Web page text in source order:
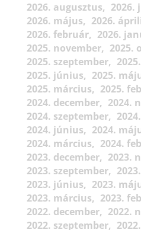
2026. augusztus 2026.
2026. május
2026.
2026. február
2026.
2025. november
2025.
2025. szeptember
2025. június
2025.
2025. március
2025.
2024. december
2024.
2024. szeptember
2024. június
2024.
2024. március
2024.
2023. december
2023.
2023. szeptember
2023. június
2023.
2023. március
2023.
2022. december
2022.
2022. szeptember